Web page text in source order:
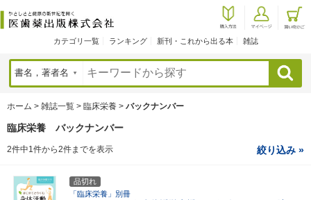
カテゴリ一覧 ランキング 新刊・これから出る本 雑誌
検索
ホーム > 雑誌一覧 > 臨床栄養 > バックナンバー
臨床栄養 バックナンバー
2件中1件から2件までを表示 絞り込み »
品切れ
「臨床栄養」別冊